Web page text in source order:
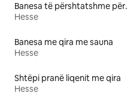
Banesa
Hesse
Banesa me qira me sauna
Hesse
Shtëpi pranë liqenit me qira
Hesse